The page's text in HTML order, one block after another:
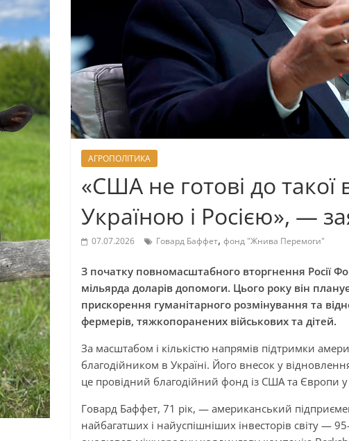
АГРОПОЛІТИКА
«США не готові до такої
Україною і Росією», —
07.07.2026 Говард Баффет, фонд "Жнива Перемоги"
З початку повномасштабного вторгнення Росії
мільярда доларів допомоги. Цього року він
прискорення гуманітарного розмінування та
фермерів, тяжкопоранених військових та дітей.
За масштабом і кількістю напрямів підтримки
благодійником в Україні. Його внесок у
це провідний благодійний фонд із США та Європи у
Говард Баффет, 71 рік, — американський
найбагатших і найуспішніших інвесторів світу —